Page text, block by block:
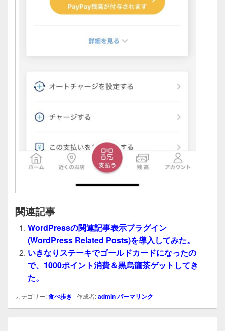
関連記事
WordPressの関連記事表示プラグイン
(WordPress Related Posts)を導入してみた。
いきなりステーキでゴールドカードになったの
で、1000ポイント消費＆黒烏龍茶ゲットしてき
た。
カテゴリー:食べ歩き 作成者:adminパーマリンク